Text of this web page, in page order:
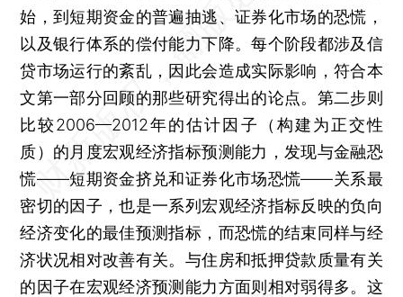
始，到短期资金的普遍抽逃、证券化市场的恐慌，
以及银行体系的偿付能力下降。每个阶段都涉及信
贷市场运行的紊乱，因此会造成实际影响，符合本
文第一部分回顾的那些研究得出的论点。第二步则
比较2006—2012年的估计因子（构建为正交性
质）的月度宏观经济指标预测能力，发现与金融恐
慌——短期资金挤兑和证券化市场恐慌——关系最
密切的因子，也是一系列宏观经济指标反映的负向
经济变化的最佳预测指标，而恐慌的结束同样与经
济状况相对改善有关。与住房和抵押贷款质量有关
的因子在宏观经济预测能力方面则相对弱得多。这